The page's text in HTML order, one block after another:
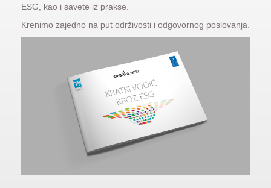
ESG, kao i savete iz prakse.
Krenimo zajedno na put održivosti i odgovornog poslovanja.